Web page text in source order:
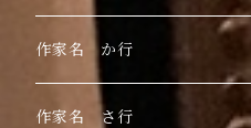
伊豫田晃一
浅野サキ
作家名 か行
黒木美都子
作家名 さ行